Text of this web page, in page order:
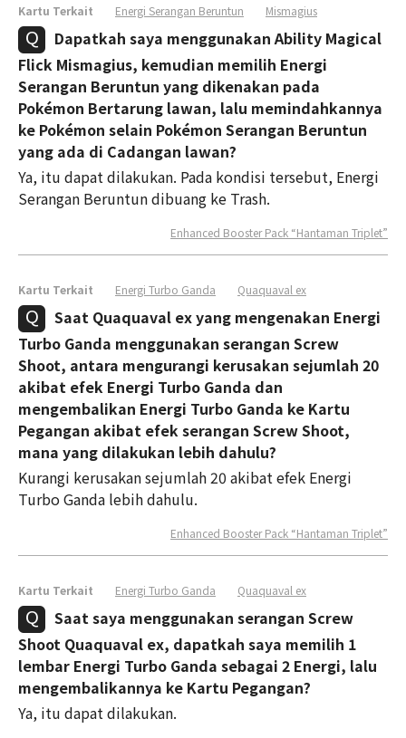
Kartu Terkait Energi Serangan Beruntun Mismagius
Dapatkah saya menggunakan Ability Magical
Flick Mismagius, kemudian memilih Energi
Serangan Beruntun yang dikenakan pada
Pokémon Bertarung lawan, lalu memindahkannya
ke Pokémon selain Pokémon Serangan Beruntun
yang ada di Cadangan lawan?
Ya, itu dapat dilakukan. Pada kondisi tersebut, Energi
Serangan Beruntun dibuang ke Trash.
Enhanced Booster Pack “Hantaman Triplet”
Kartu Terkait Energi Turbo Ganda Quaquaval ex
Saat Quaquaval ex yang mengenakan Energi
Turbo Ganda menggunakan serangan Screw
Shoot, antara mengurangi kerusakan sejumlah 20
akibat efek Energi Turbo Ganda dan
mengembalikan Energi Turbo Ganda ke Kartu
Pegangan akibat efek serangan Screw Shoot,
mana yang dilakukan lebih dahulu?
Kurangi kerusakan sejumlah 20 akibat efek Energi
Turbo Ganda lebih dahulu.
Enhanced Booster Pack “Hantaman Triplet”
Kartu Terkait Energi Turbo Ganda Quaquaval ex
Saat saya menggunakan serangan Screw
Shoot Quaquaval ex, dapatkah saya memilih 1
lembar Energi Turbo Ganda sebagai 2 Energi, lalu
mengembalikannya ke Kartu Pegangan?
Ya, itu dapat dilakukan.